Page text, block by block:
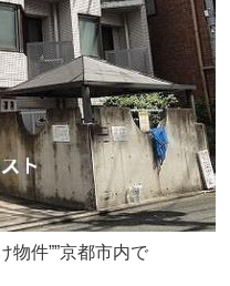
物件””京都市内で